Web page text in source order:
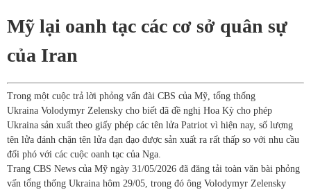
Mỹ lại oanh tạc các cơ sở quân sự
của Iran
Trong một cuộc trả lời phỏng vấn đài CBS của Mỹ, tổng thống
Ukraina Volodymyr Zelensky cho biết đã đề nghị Hoa Kỳ cho phép
Ukraina sản xuất theo giấy phép các tên lửa Patriot vì hiện nay, số lượng
tên lửa đánh chặn tên lửa đạn đạo được sản xuất ra rất thấp so với nhu cầu
đối phó với các cuộc oanh tạc của Nga.
Trang CBS News của Mỹ ngày 31/05/2026 đã đăng tải toàn văn bài phỏng
vấn tổng thống Ukraina hôm 29/05, trong đó ông Volodymyr Zelensky